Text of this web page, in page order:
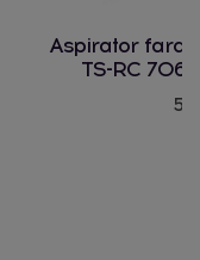
Aspirator fara
TS-RC 706